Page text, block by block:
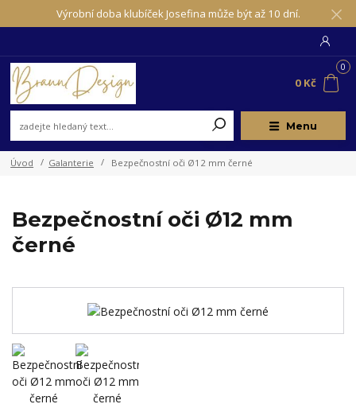
Výrobní doba klubíček Josefina může být až 10 dní.
Menu
0
0 Kč
Úvod Galanterie Bezpečnostní oči Ø12 mm černé
Bezpečnostní oči Ø12 mm
černé